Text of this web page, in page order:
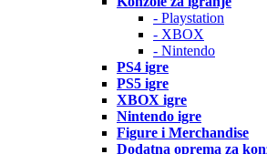
- Playstation
- XBOX
- Nintendo
PS4 igre
PS5 igre
XBOX igre
Nintendo igre
Figure i Merchandise
Dodatna oprema za